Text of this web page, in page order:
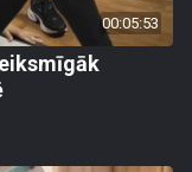
00:05:53